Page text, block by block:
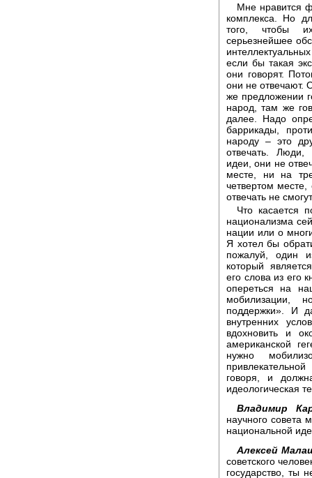
Мне нравится
комплекса. Но
того, чтобы
серьезнейшее
если бы такая
они говорят.
они не отвечают.
же предложении
народ, там же
далее. Надо
баррикады,
народу – это
отвечать. Люди,
идеи, они не
месте, ни на
четвертом
отвечать не
Что касается
национализма
нации или о
Я хотел бы
пожалуй, один
который
его слова из его
опереться на
мобилизации,
поддержки». И
внутренних
вдохновить и
американской
нужно
говоря, и
идеологическая
Владимир
научного совета
национальной
Алексей
советского
государство, ты